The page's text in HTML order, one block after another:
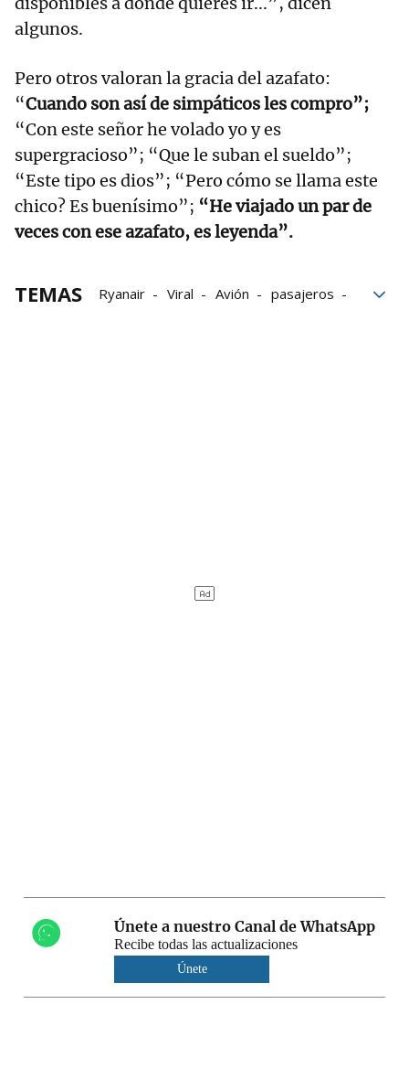
algunos.
Pero otros valoran la gracia del azafato:
“Cuando son así de simpáticos les compro”;
“Con este señor he volado yo y es
supergracioso”; “Que le suban el sueldo”;
“Este tipo es dios”; “Pero cómo se llama este
chico? Es buenísimo”; “He viajado un par de
veces con ese azafato, es leyenda”.
TEMAS Ryanair Viral Avión
pasajeros
Únete a nuestro Canal de WhatsApp
Recibe todas las actualizaciones
Únete